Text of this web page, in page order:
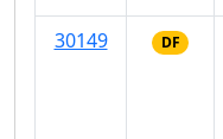
30149
DF